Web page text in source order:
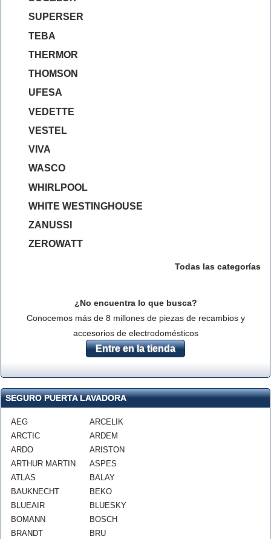
SUPERSER
TEBA
THERMOR
THOMSON
UFESA
VEDETTE
VESTEL
VIVA
WASCO
WHIRLPOOL
WHITE WESTINGHOUSE
ZANUSSI
ZEROWATT
Todas las categorías
¿No encuentra lo que busca?
Conocemos más de 8 millones de piezas de recambios y
accesorios de electrodomésticos
Entre en la tienda
SEGURO PUERTA LAVADORA
AEG
ARCTIC
ARDO
ARTHUR MARTIN
ATLAS
BAUKNECHT
BLUEAIR
BOMANN
BRANDT
ARCELIK
ARDEM
ARISTON
ASPES
BALAY
BEKO
BLUESKY
BOSCH
BRU